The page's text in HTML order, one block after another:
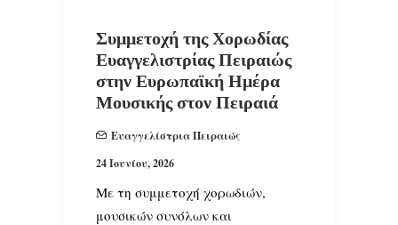
Συμμετοχή της Χορωδίας
Ευαγγελιστρίας Πειραιώς
στην Ευρωπαϊκή Ημέρα
Μουσικής στον Πειραιά
Ευαγγελίστρια Πειραιώς
24 Ιουνίου, 2026
Με τη συμμετοχή χορωδιών,
μουσικών συνόλων και